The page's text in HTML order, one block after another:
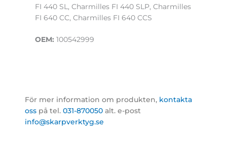
FI 440 SL, Charmilles FI 440 SLP, Charmilles
FI 640 CC, Charmilles FI 640 CCS
OEM:100542999
För mer information om produkten, kontakta
oss på tel.031-870050 alt. e-post
info@skarpverktyg.se